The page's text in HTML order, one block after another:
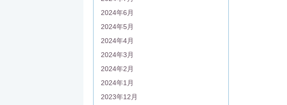
2024年6月
2024年5月
2024年4月
2024年3月
2024年2月
2024年1月
2023年12月